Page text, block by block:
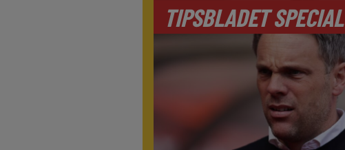
TIPSBLADET SPECIAL